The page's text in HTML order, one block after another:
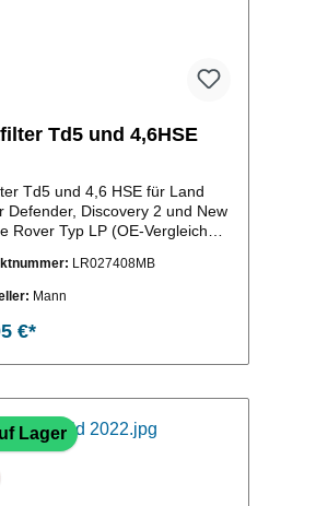
Td5 und 4,6HSE
Td5 und 4,6 HSE für Land
Defender, Discovery 2 und New
Rover Typ LP (OE-Vergleichs-
LR027408MB
Mann
€*
Lager